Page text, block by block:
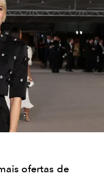
ofertas de